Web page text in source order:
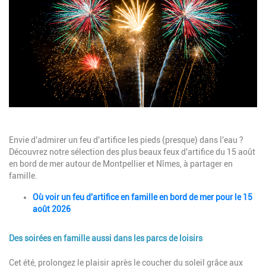
Description
Envie d'admirer un feu d'artifice les pieds (presque) dans l'eau ?
Découvrez notre sélection des plus beaux feux d'artifice du 15 août
en bord de mer autour de Montpellier et Nîmes, à partager en
famille.
Où voir un feu d'artifice en famille en bord de mer pour le 15
août 2026
Des soirées en famille aussi dans les parcs de loisirs
Description
Cet été, prolongez le plaisir après le coucher du soleil grâce aux